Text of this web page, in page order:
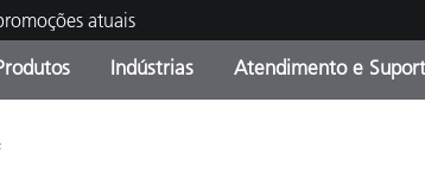
atuais
de Produtos
Indústrias
Revestimentos
Atendimento e
de Manutenção